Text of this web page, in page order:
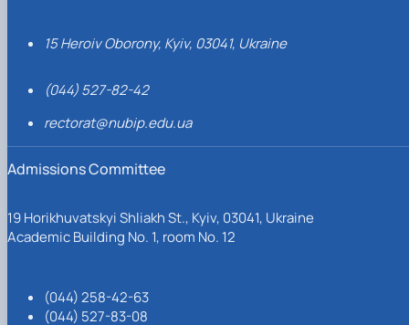
15 Heroiv Oborony, Kyiv, 03041, Ukraine
(044) 527-82-42
rectorat@nubip.edu.ua
Admissions Committee
19 Horikhuvatskyi Shliakh St., Kyiv, 03041, Ukraine
Academic Building No. 1, room No. 12
(044) 258-42-63
(044) 527-83-08